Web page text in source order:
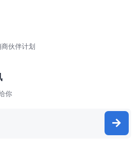
伙伴计划
你